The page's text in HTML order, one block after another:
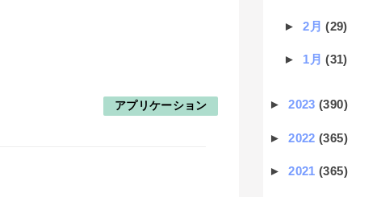
アプリケーション
►2月(29)
► 1月(31)
►2023(390)
►2022(365)
►2021(365)